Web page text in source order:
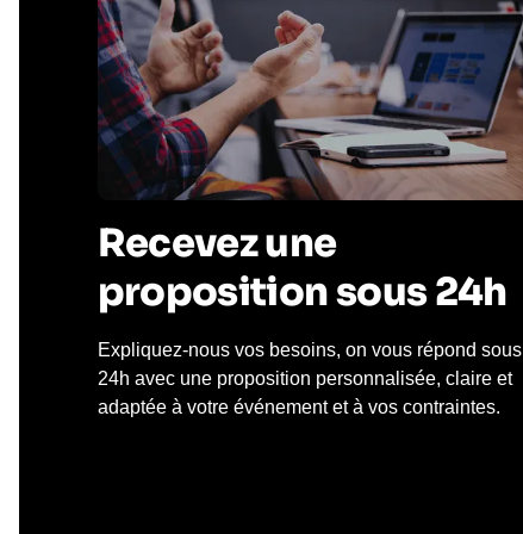
Recevez une
proposition sous 24h
Expliquez-nous vos besoins, on vous répond sous
24h avec une proposition personnalisée, claire et
adaptée à votre événement et à vos contraintes.